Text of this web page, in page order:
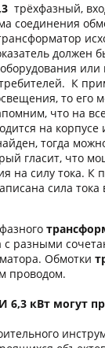
трёхфазный,
соединения
должен
или
К
то его
что на
на
тогда
гласит, что
на силу тока. К
сила
с разными
Обмотки
проводом.
кВт могут